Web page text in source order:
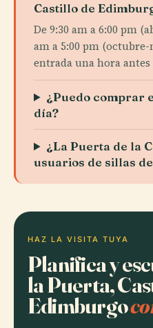
Castillo de
De 9:30 am a 6:00 pm
am a 5:00 pm
entrada una hora
¿Puedo comprar
día?
¿La Puerta de la
usuarios de sillas
HAZ LA VISITA TUYA
Planifica y
la Puerta,
Edimburgo